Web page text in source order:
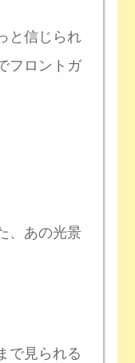
と信じられ
フロントガ
、あの光景
で見られる